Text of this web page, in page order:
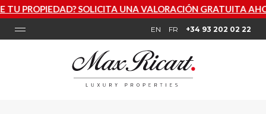
SOLICITA UNA VALORACIÓN GRATUITA AHORA
EN FR +34 93 202 02 22